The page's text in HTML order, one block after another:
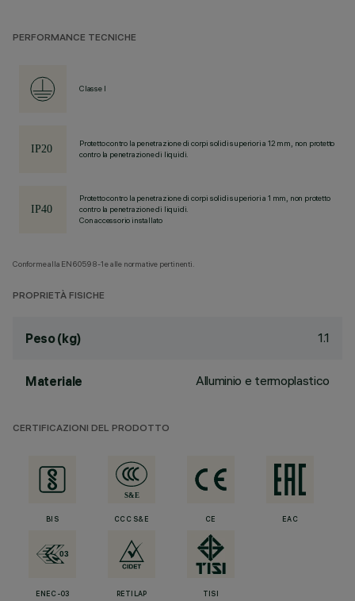
PERFORMANCE TECNICHE
Classe I
Protetto contro la penetrazione di corpi solidi superiori a 12 mm, non protetto
contro la penetrazione di liquidi.
Protetto contro la penetrazione di corpi solidi superiori a 1 mm, non protetto
contro la penetrazione di liquidi.
Con accessorio installato
Conforme alla EN60598-1 e alle normative pertinenti.
PROPRIETÀ FISICHE
Peso (kg) 1.1
Materiale Alluminio e termoplastico
CERTIFICAZIONI DEL PRODOTTO
BIS CCC S&E CE EAC
ENEC-03 RETILAP TISI